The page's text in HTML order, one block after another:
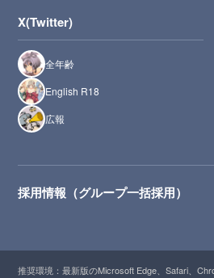
X(Twitter)
全年齢
English R18
広報
採用情報（グループ一括採用）
推奨環境：最新版のMicrosoft Edge、Safari、